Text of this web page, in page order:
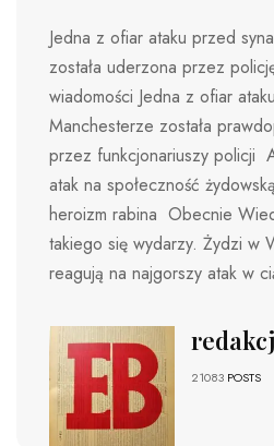
Jedna z ofiar ataku przed
została uderzona przez
wiadomości Jedna z ofiar
Manchesterze została
przez funkcjonariuszy policji
atak na społeczność
heroizm rabina Obecnie
takiego się wydarzy. Żydzi w
reagują na najgorszy atak w
21083 POSTS